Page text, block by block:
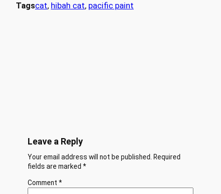
Tagscat, hibah cat, pacific paint
Leave a Reply
Your email address will not be published.
Required
fields are marked *
Comment *